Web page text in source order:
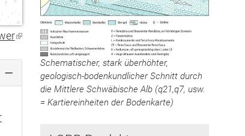
(Link
extern)Schematischer, stark überhöhter,
geologisch-bodenkundlicher Schnitt durch
die Mittlere Schwäbische Alb (q21,q7, usw.
= Kartiereinheiten der Bodenkarte)